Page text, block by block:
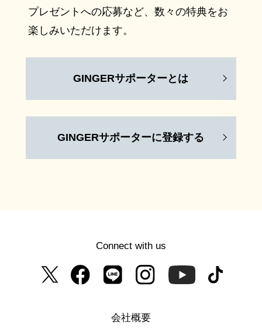
プレゼントへの応募など、数々の特典をお
楽しみいただけます。
GINGERサポーターとは
GINGERサポーターに登録する
Connect with us
会社概要